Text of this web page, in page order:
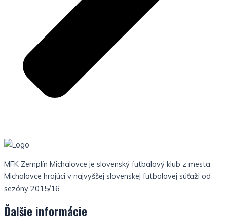
MFK Zemplín Michalovce je slovenský futbalový klub z mesta
Michalovce hrajúci v najvyššej slovenskej futbalovej súťaži od
sezóny 2015/16.
Ďalšie informácie